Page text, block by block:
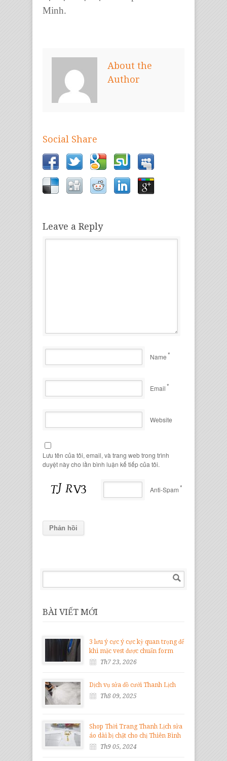
Minh.
About the
Author
Social Share
Leave a Reply
Name*
Email*
Website
Lưu tên của tôi, email, và trang web trong trình
duyệt này cho lần bình luận kế tiếp của tôi.
Anti-Spam*
BÀI VIẾT MỚI
3 lưu ý cực ý cực kỳ quan trọng để
khi mặc vest được chuẩn form
Th7 23, 2026
Dịch vụ sửa đồ cưới Thanh Lịch
Th8 09, 2025
Shop Thời Trang Thanh Lịch sửa
áo dài bị chật cho chị Thiên Bình
Th9 05, 2024